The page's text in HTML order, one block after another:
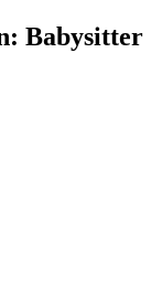
Babysitter